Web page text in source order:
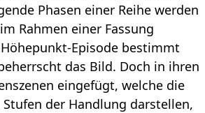
Phasen einer Reihe werden
Rahmen einer Fassung
Episode bestimmt
das Bild. Doch in ihren
eingefügt, welche die
der Handlung darstellen,